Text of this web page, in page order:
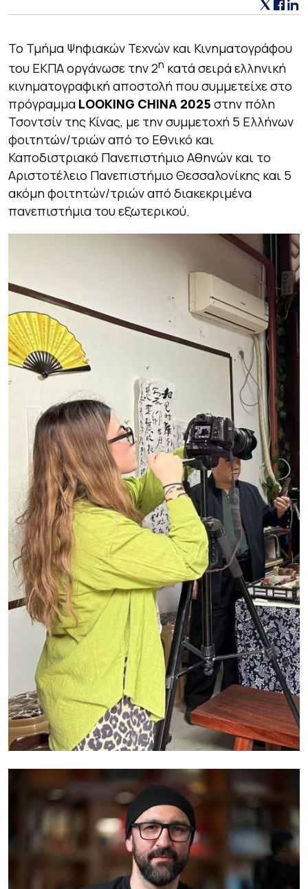
Το Τμήμα Ψηφιακών Τεχνών και Κινηματογράφου
του ΕΚΠΑ οργάνωσε την 2η κατά σειρά ελληνική
κινηματογραφική αποστολή που συμμετείχε στο
πρόγραμμα LOOKING CHINA 2025 στην πόλη
Τσοντσίν της Κίνας, με την συμμετοχή 5 Ελλήνων
φοιτητών/τριών από το Εθνικό και
Καποδιστριακό Πανεπιστήμιο Αθηνών και το
Αριστοτέλειο Πανεπιστήμιο Θεσσαλονίκης και 5
ακόμη φοιτητών/τριών από διακεκριμένα
πανεπιστήμια του εξωτερικού.